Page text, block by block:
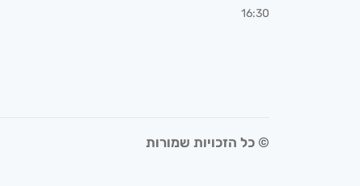
16:30
© כל הזכויות שמורות